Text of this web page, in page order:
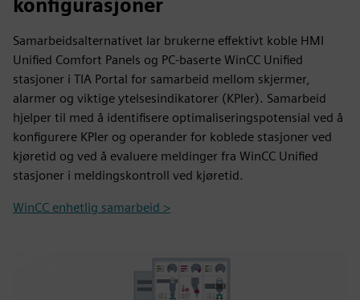
konfigurasjoner
Samarbeidsalternativet lar brukerne effektivt koble HMI
Unified Comfort Panels og PC-baserte WinCC Unified
stasjoner i TIA Portal for samarbeid mellom skjermer,
alarmer og viktige ytelsesindikatorer (KPIer). Samarbeid
hjelper til med å identifisere optimaliseringspotensial ved å
konfigurere KPIer og operander for koblede stasjoner ved
kjøretid og ved å evaluere meldinger fra WinCC Unified
stasjoner i meldingskontroll ved kjøretid.
WinCC enhetlig samarbeid >